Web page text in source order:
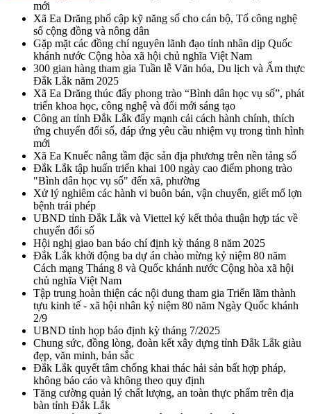
mới
Xã Ea Drăng phổ cập kỹ năng số cho cán bộ, Tổ công nghệ
số cộng đồng và nông dân
Gặp mặt các đồng chí nguyên lãnh đạo tỉnh nhân dịp Quốc
khánh nước Cộng hòa xã hội chủ nghĩa Việt Nam
300 gian hàng tham gia Tuần lễ Văn hóa, Du lịch và Ẩm thực
Đắk Lắk năm 2025
Xã Ea Drăng thúc đẩy phong trào “Bình dân học vụ số”, phát
triển khoa học, công nghệ và đổi mới sáng tạo
Công an tỉnh Đắk Lắk đẩy mạnh cải cách hành chính, thích
ứng chuyển đổi số, đáp ứng yêu cầu nhiệm vụ trong tình hình
mới
Xã Ea Knuếc nâng tầm đặc sản địa phương trên nền tảng số
Đắk Lắk tập huấn triển khai 100 ngày cao điểm phong trào
"Bình dân học vụ số" đến xã, phường
Xử lý nghiêm các hành vi buôn bán, vận chuyển, giết mổ lợn
bệnh trái phép
UBND tỉnh Đắk Lắk và Viettel ký kết thỏa thuận hợp tác về
chuyển đổi số
Hội nghị giao ban báo chí định kỳ tháng 8 năm 2025
Đắk Lắk khởi động ba dự án chào mừng kỷ niệm 80 năm
Cách mạng Tháng 8 và Quốc khánh nước Cộng hòa xã hội
chủ nghĩa Việt Nam
Tập trung hoàn thiện các nội dung tham gia Triển lãm thành
tựu kinh tế - xã hội nhân kỷ niệm 80 năm Ngày Quốc khánh
2/9
UBND tỉnh họp báo định kỳ tháng 7/2025
Chung sức, đồng lòng, đoàn kết xây dựng tỉnh Đắk Lắk giàu
đẹp, văn minh, bản sắc
Đắk Lắk quyết tâm chống khai thác hải sản bất hợp pháp,
không báo cáo và không theo quy định
Tăng cường quản lý chất lượng, an toàn thực phẩm trên địa
bàn tỉnh Đắk Lắk